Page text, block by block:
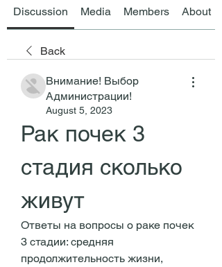
Discussion Media Members About
Back
Внимание! Выбор
Администрации!
August 5, 2023
Рак почек 3
стадия сколько
живут
Ответы на вопросы о раке почек
3 стадии: средняя
продолжительность жизни,